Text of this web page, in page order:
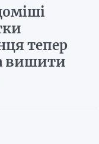
тепер
вишити